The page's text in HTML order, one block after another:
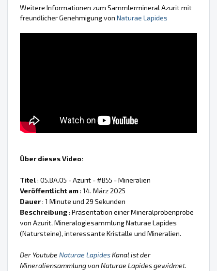
Weitere Informationen zum Sammlermineral Azurit mit
freundlicher Genehmigung von Naturae Lapides
Über dieses Video:
Titel: 05.BA.05 - Azurit - #B55 - Mineralien
Veröffentlicht am: 14. März 2025
Dauer: 1 Minute und 29 Sekunden
Beschreibung: Präsentation einer Mineralprobenprobe
von Azurit, Mineralogiesammlung Naturae Lapides
(Natursteine), interessante Kristalle und Mineralien.
Der Youtube Naturae LapidesKanal ist der
Mineraliensammlung von Naturae Lapides gewidmet.